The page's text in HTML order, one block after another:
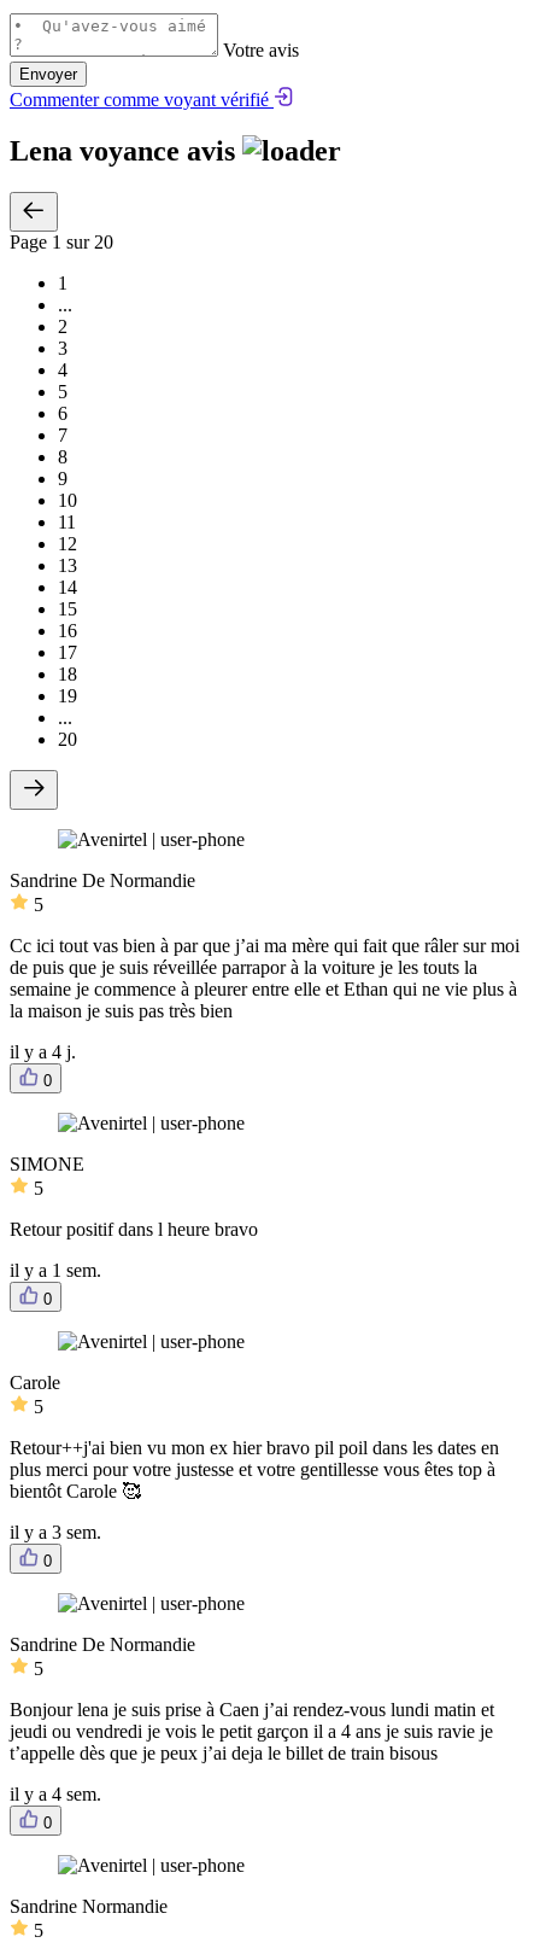
Votre avis
Envoyer
Commenter comme voyant vérifié
Lena voyance avis
Page 1 sur 20
1
...
2
3
4
5
6
7
8
9
10
11
12
13
14
15
16
17
18
19
...
20
Sandrine De Normandie
5
Cc ici tout vas bien à par que j’ai ma mère qui fait que râler sur moi
de puis que je suis réveillée parrapor à la voiture je les touts la
semaine je commence à pleurer entre elle et Ethan qui ne vie plus à
la maison je suis pas très bien
il y a 4 j.
0
SIMONE
5
Retour positif dans l heure bravo
il y a 1 sem.
0
Carole
5
Retour++j'ai bien vu mon ex hier bravo pil poil dans les dates en
plus merci pour votre justesse et votre gentillesse vous êtes top à
bientôt Carole 🥰
il y a 3 sem.
0
Sandrine De Normandie
5
Bonjour lena je suis prise à Caen j’ai rendez-vous lundi matin et
jeudi ou vendredi je vois le petit garçon il a 4 ans je suis ravie je
t’appelle dès que je peux j’ai deja le billet de train bisous
il y a 4 sem.
0
Sandrine Normandie
5